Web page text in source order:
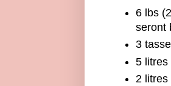
6 lbs
seront
3
5 litres
2 litres